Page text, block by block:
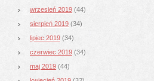
wrzesień 2019 (44)
sierpień 2019 (34)
lipiec 2019 (34)
czerwiec 2019 (34)
maj 2019 (44)